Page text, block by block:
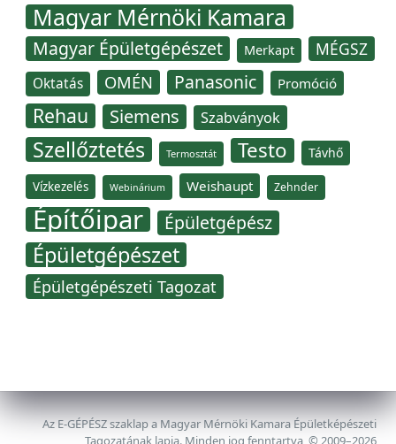
Magyar Mérnöki Kamara
Magyar Épületgépészet Merkapt MÉGSZ
Oktatás OMÉN Panasonic Promóció
Rehau Siemens Szabványok
Szellőztetés Termosztát Testo Távhő
Vízkezelés Webinárium Weishaupt Zehnder
Építőipar Épületgépész
Épületgépészet
Épületgépészeti Tagozat
Az E-GÉPÉSZ szaklap a Magyar Mérnöki Kamara Épületképészeti
Tagozatának lapja. Minden jog fenntartva, © 2009–2026